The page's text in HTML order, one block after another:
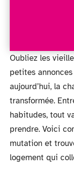
Oubliez les
petites
aujourd’hui, la
transformée.
habitudes, tout
prendre. Voici
mutation et
logement qui